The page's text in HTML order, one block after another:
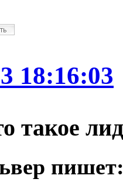
18:16:03
такое